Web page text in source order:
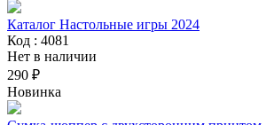
Каталог Настольные игры 2024
Код : 4081
Нет в наличии
290 ₽
Новинка